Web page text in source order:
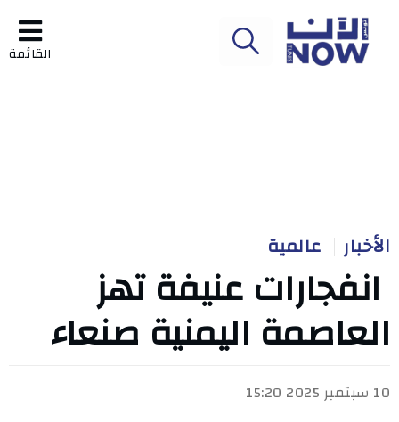
القائمة
الأخبار عالمية
انفجارات عنيفة تهز
العاصمة اليمنية صنعاء
10 سبتمبر 2025 15:20